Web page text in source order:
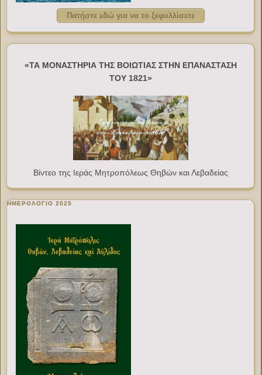
Πατήστε εδώ για να το ξεφυλλίσετε
«ΤΑ ΜΟΝΑΣΤΗΡΙΑ ΤΗΣ ΒΟΙΩΤΙΑΣ ΣΤΗΝ ΕΠΑΝΑΣΤΑΣΗ
ΤΟΥ 1821»
Βίντεο της Ιεράς Μητροπόλεως Θηβών και Λεβαδείας
ΗΜΕΡΟΛΟΓΙΟ 2025